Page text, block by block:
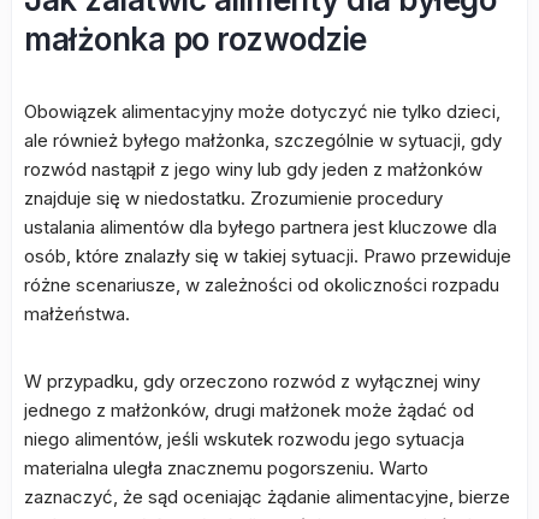
małżonka po rozwodzie
Obowiązek alimentacyjny może dotyczyć nie tylko dzieci,
ale również byłego małżonka, szczególnie w sytuacji, gdy
rozwód nastąpił z jego winy lub gdy jeden z małżonków
znajduje się w niedostatku. Zrozumienie procedury
ustalania alimentów dla byłego partnera jest kluczowe dla
osób, które znalazły się w takiej sytuacji. Prawo przewiduje
różne scenariusze, w zależności od okoliczności rozpadu
małżeństwa.
W przypadku, gdy orzeczono rozwód z wyłącznej winy
jednego z małżonków, drugi małżonek może żądać od
niego alimentów, jeśli wskutek rozwodu jego sytuacja
materialna uległa znacznemu pogorszeniu. Warto
zaznaczyć, że sąd oceniając żądanie alimentacyjne, bierze